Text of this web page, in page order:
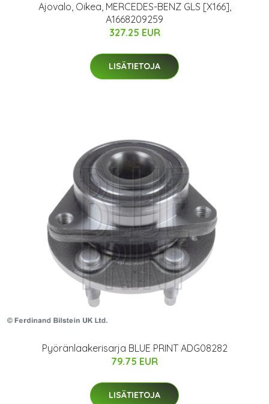
Ajovalo, Oikea, MERCEDES-BENZ GLS [X166],
A1668209259
327.25 EUR
LISÄTIETOJA
Pyöränlaakerisarja BLUE PRINT ADG08282
79.75 EUR
LISÄTIETOJA